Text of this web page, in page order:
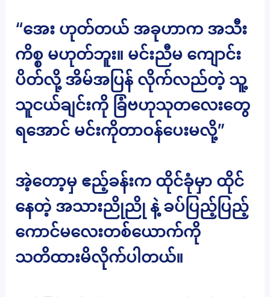
“အေး ဟုတ်တယ် အခုဟာက အသီး
ကိစ္စ မဟုတ်ဘူး။ မင်းညီမ ကျောင်း
ပိတ်လို့ အိမ်အပြန် လိုက်လည်တဲ့ သူ့
သူငယ်ချင်းကို ခြံဗဟုသုတလေးတွေ
ရအောင် မင်းကိုတာဝန်ပေးမလို့”
အဲ့တော့မှ ဧည့်ခန်းက ထိုင်ခုံမှာ ထိုင်
နေတဲ့ အသားညိုညို နဲ့ ခပ်ပြည့်ပြည့်
ကောင်မလေးတစ်ယောက်ကို
သတိထားမိလိုက်ပါတယ်။